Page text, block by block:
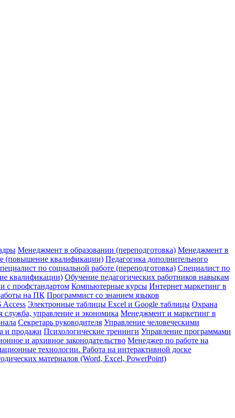
Менеджмент в образовании (переподготовка) Менеджмент в
(повышение квалификации) Педагогика дополнительного
по социальной работе (переподготовка) Специалист по
квалификации) Обучение педагогических работников навыкам
с профстандартом Компьютерные курсы Интернет маркетинг в
на ПК Программист со знанием языков
Электронные таблицы Excel и Google таблицы Охрана
служба, управление и экономика Менеджмент и маркетинг в
Секретарь руководителя Управление человеческими
и продажи Психологические тренинги Управление программами
и архивное законодательство Менеджер по работе на
технологии. Работа на интерактивной доске
материалов (Word, Excel, PowerPoint)